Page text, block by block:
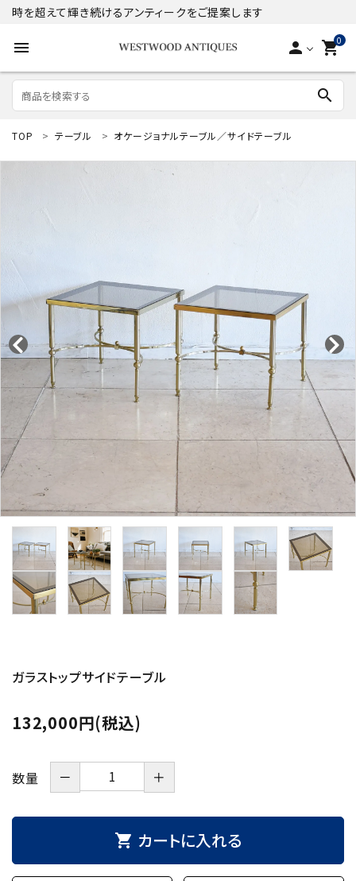
時を超えて輝き続けるアンティークをご提案します
menu person 0
shopping_cart
search
meeting_room
商品
コンテンツ
その他サービス
ご利用ガイド
プライバシーポリシー
特定商取引法について
お問い合わせ
TOP テーブル オケージョナルテーブル／サイドテーブル
ガラストップサイドテーブル
132,000円(税込)
数量 － ＋
shopping_cart カートに入れる